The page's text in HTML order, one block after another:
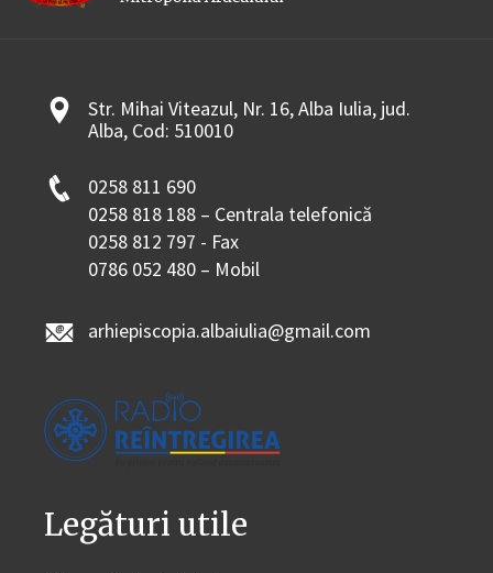
Str. Mihai Viteazul, Nr. 16, Alba Iulia, jud.
Alba, Cod: 510010
0258 811 690
0258 818 188 – Centrala telefonică
0258 812 797 - Fax
0786 052 480 – Mobil
arhiepiscopia.albaiulia@gmail.com
Legături utile